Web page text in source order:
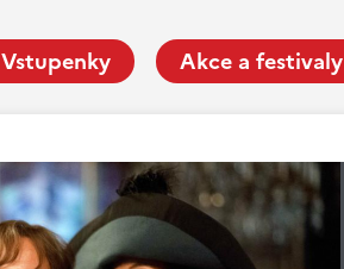
Vstupenky Akce a festivaly